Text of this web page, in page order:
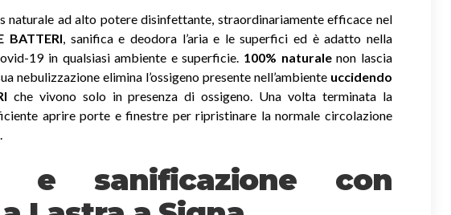
naturale ad alto potere disinfettante, straordinariamente efficace nel
BATTERI, sanifica e deodora l’aria e le superfici ed è adatto nella
19 in qualsiasi ambiente e superficie. 100% naturalenon lascia
nebulizzazione elimina l’ossigeno presente nell’ambiente uccidendo
che vivono solo in presenza di ossigeno. Una volta terminata la
aprire porte e finestre per ripristinare la normale circolazione
e sanificazione con